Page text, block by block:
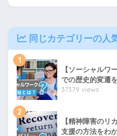
同じカテゴリーの人
1
【ソーシャルワ
での歴史的変遷
37379 views
2
【精神障害のリ
支援の方法をわ